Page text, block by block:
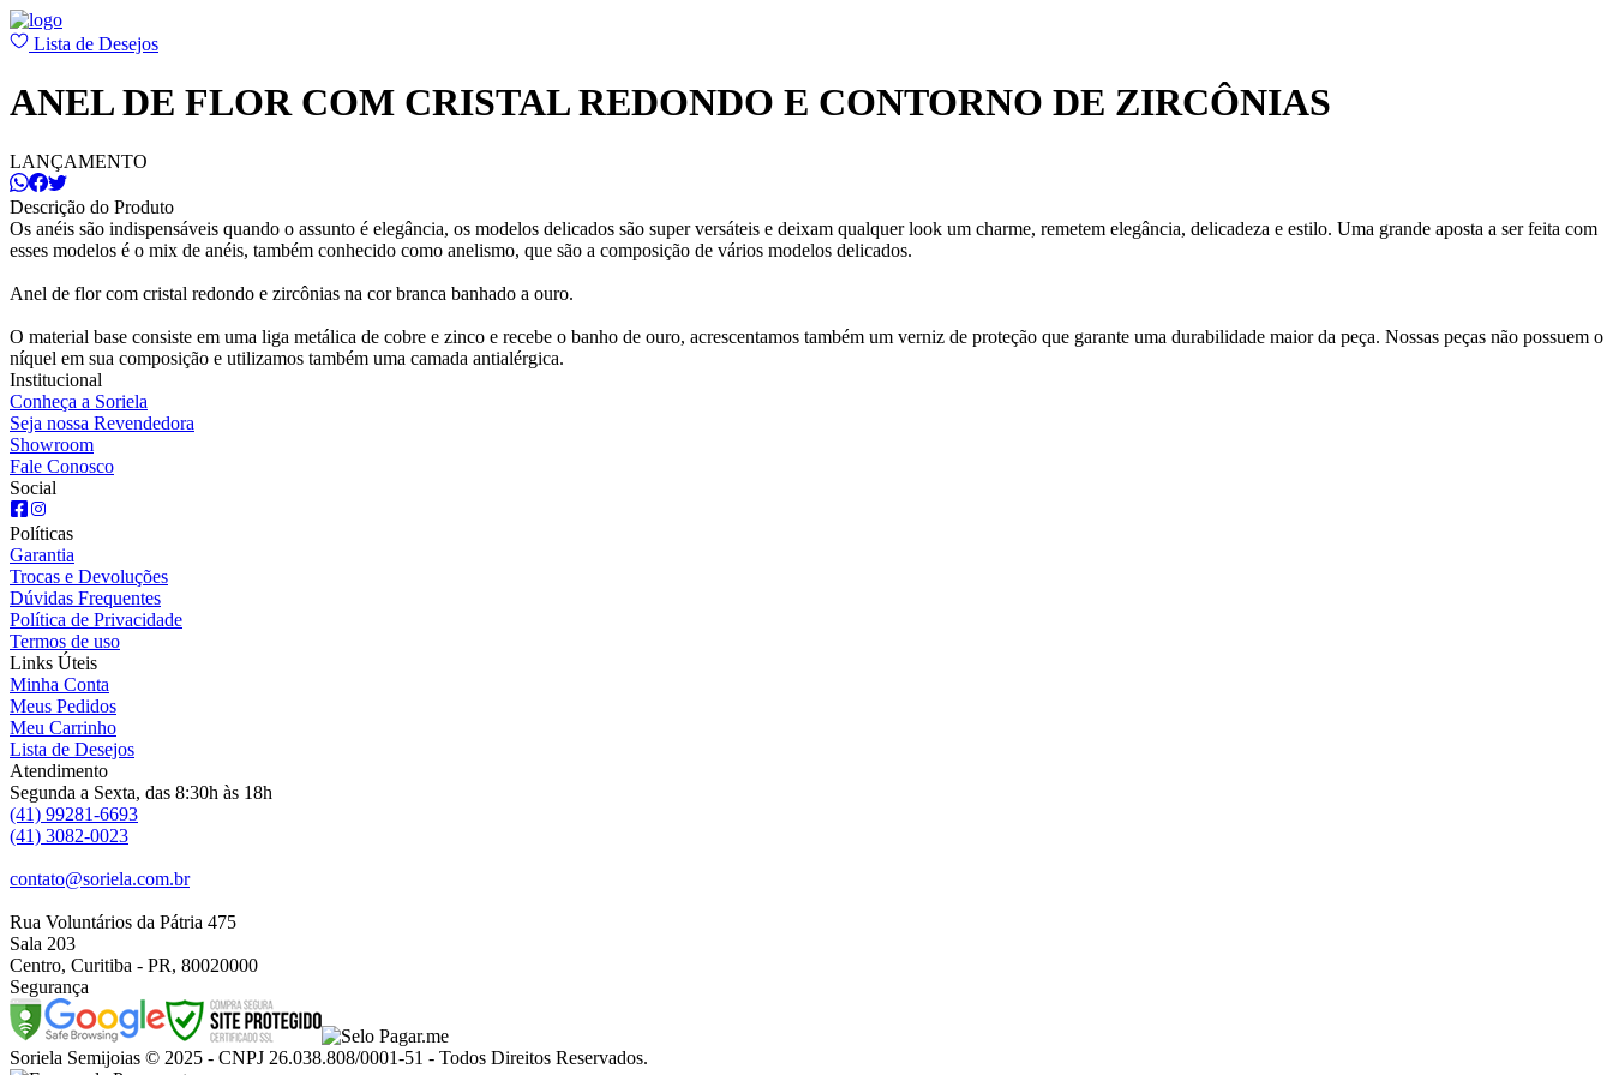
Lista de Desejos
ANEL DE FLOR COM CRISTAL REDONDO E CONTORNO DE ZIRCÔNIAS
LANÇAMENTO
Descrição do Produto
Os anéis são indispensáveis quando o assunto é elegância, os modelos delicados são super versáteis e deixam qualquer look um charme, remetem elegância, delicadeza e estilo. Uma grande aposta a ser feita com
esses modelos é o mix de anéis, também conhecido como anelismo, que são a composição de vários modelos delicados.
Anel de flor com cristal redondo e zircônias na cor branca banhado a ouro.
O material base consiste em uma liga metálica de cobre e zinco e recebe o banho de ouro, acrescentamos também um verniz de proteção que garante uma durabilidade maior da peça. Nossas peças não possuem o
níquel em sua composição e utilizamos também uma camada antialérgica.
Institucional
Conheça a Soriela
Seja nossa Revendedora
Showroom
Fale Conosco
Social
Políticas
Garantia
Trocas e Devoluções
Dúvidas Frequentes
Política de Privacidade
Termos de uso
Links Úteis
Minha Conta
Meus Pedidos
Meu Carrinho
Lista de Desejos
Atendimento
Segunda a Sexta, das 8:30h às 18h
(41) 99281-6693
(41) 3082-0023
contato@soriela.com.br
Rua Voluntários da Pátria 475
Sala 203
Centro, Curitiba - PR, 80020000
Segurança
Soriela Semijoias © 2025 - CNPJ 26.038.808/0001-51 - Todos Direitos Reservados.